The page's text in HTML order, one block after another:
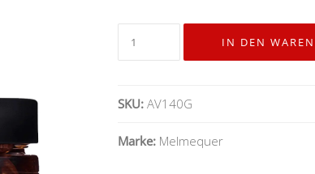
SKU: AV140G
Marke: Melmequer